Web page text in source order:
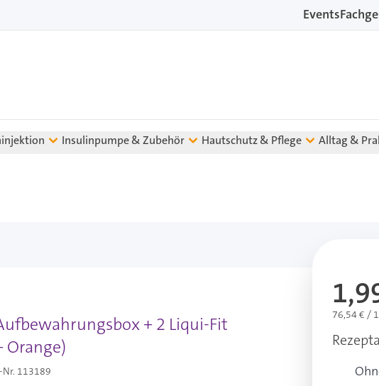
Events
Insulinpumpe & Zubehör Hautschutz & Pflege Alltag &
+ 2 Liqui-Fit
Orange)
113189
76,54 € /